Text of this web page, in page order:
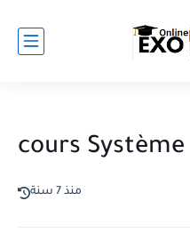
cours
منذ 7 سنة